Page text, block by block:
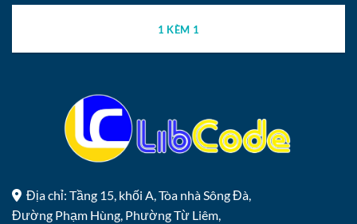
1 KÈM 1
Địa chỉ: Tầng 15, khối A, Tòa nhà Sông Đà,
Đường Phạm Hùng, Phường Từ Liêm,